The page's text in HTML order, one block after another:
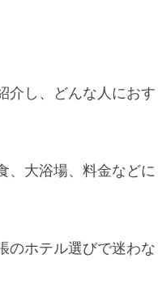
介し、どんな人におす
、大浴場、料金などに
のホテル選びで迷わな